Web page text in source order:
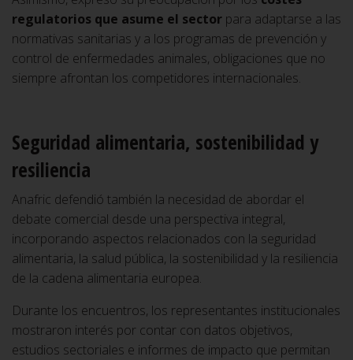
regulatorios que asume el sector para adaptarse a las
normativas sanitarias y a los programas de prevención y
control de enfermedades animales, obligaciones que no
siempre afrontan los competidores internacionales.
Seguridad alimentaria, sostenibilidad y
resiliencia
Anafric defendió también la necesidad de abordar el
debate comercial desde una perspectiva integral,
incorporando aspectos relacionados con la seguridad
alimentaria, la salud pública, la sostenibilidad y la resiliencia
de la cadena alimentaria europea.
Durante los encuentros, los representantes institucionales
mostraron interés por contar con datos objetivos,
estudios sectoriales e informes de impacto que permitan